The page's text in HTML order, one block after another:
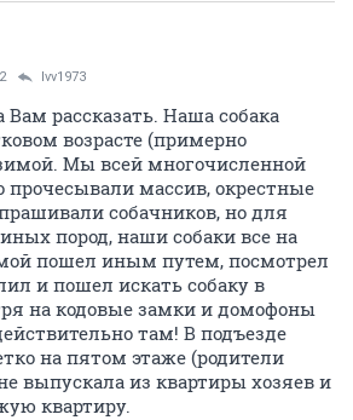
lvv1973
рассказать. Наша собака
возрасте (примерно
Мы всей многочисленной
массив, окрестные
собачников, но для
пород, наши собаки все на
пошел иным путем, посмотрел
и пошел искать собаку в
на кодовые замки и домофоны
там! В подъезде
на пятом этаже (родители
выпускала из квартиры хозяев и
квартиру.